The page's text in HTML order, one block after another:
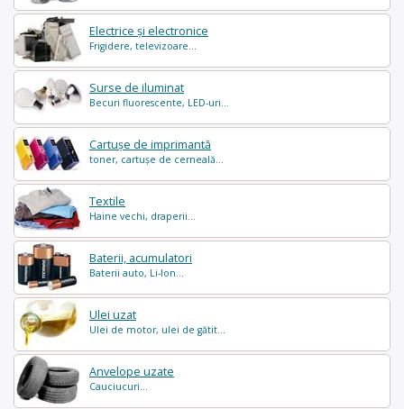
Electrice și electronice
Frigidere, televizoare...
Surse de iluminat
Becuri fluorescente, LED-uri...
Cartușe de imprimantă
toner, cartușe de cerneală...
Textile
Haine vechi, draperii...
Baterii, acumulatori
Baterii auto, Li-Ion...
Ulei uzat
Ulei de motor, ulei de gătit...
Anvelope uzate
Cauciucuri...